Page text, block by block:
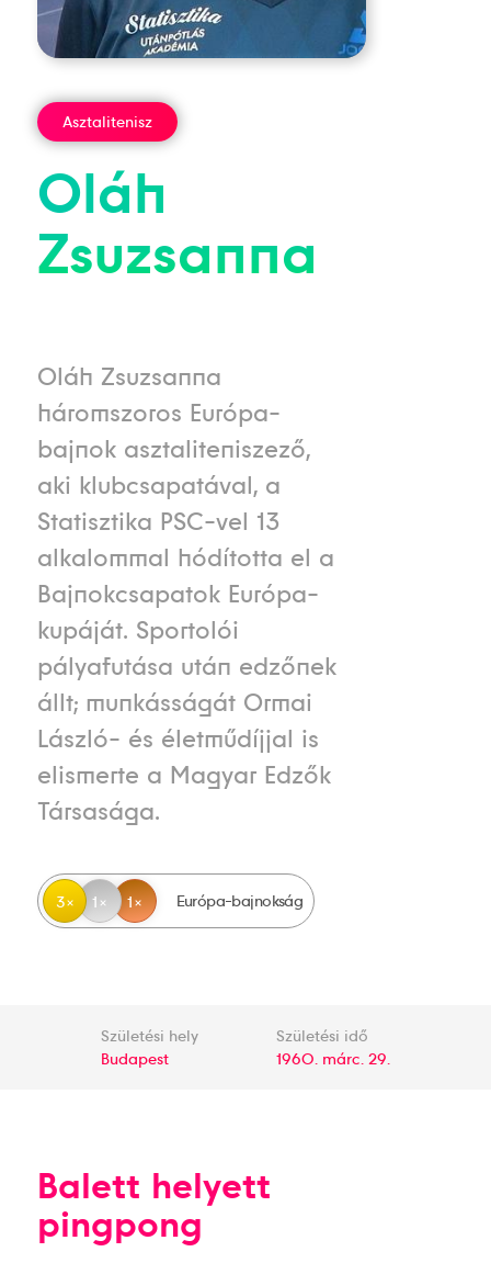
Asztalitenisz
Oláh
Zsuzsanna
Oláh Zsuzsanna
háromszoros Európa-
bajnok asztaliteniszező,
aki klubcsapatával, a
Statisztika PSC-vel 13
alkalommal hódította el a
Bajnokcsapatok Európa-
kupáját. Sportolói
pályafutása után edzőnek
állt; munkásságát Ormai
László- és életműdíjjal is
elismerte a Magyar Edzők
Társasága.
3 1 1 Európa-bajnokság
Születési hely
Budapest
Születési idő
1960. márc. 29.
Balett helyett
pingpong